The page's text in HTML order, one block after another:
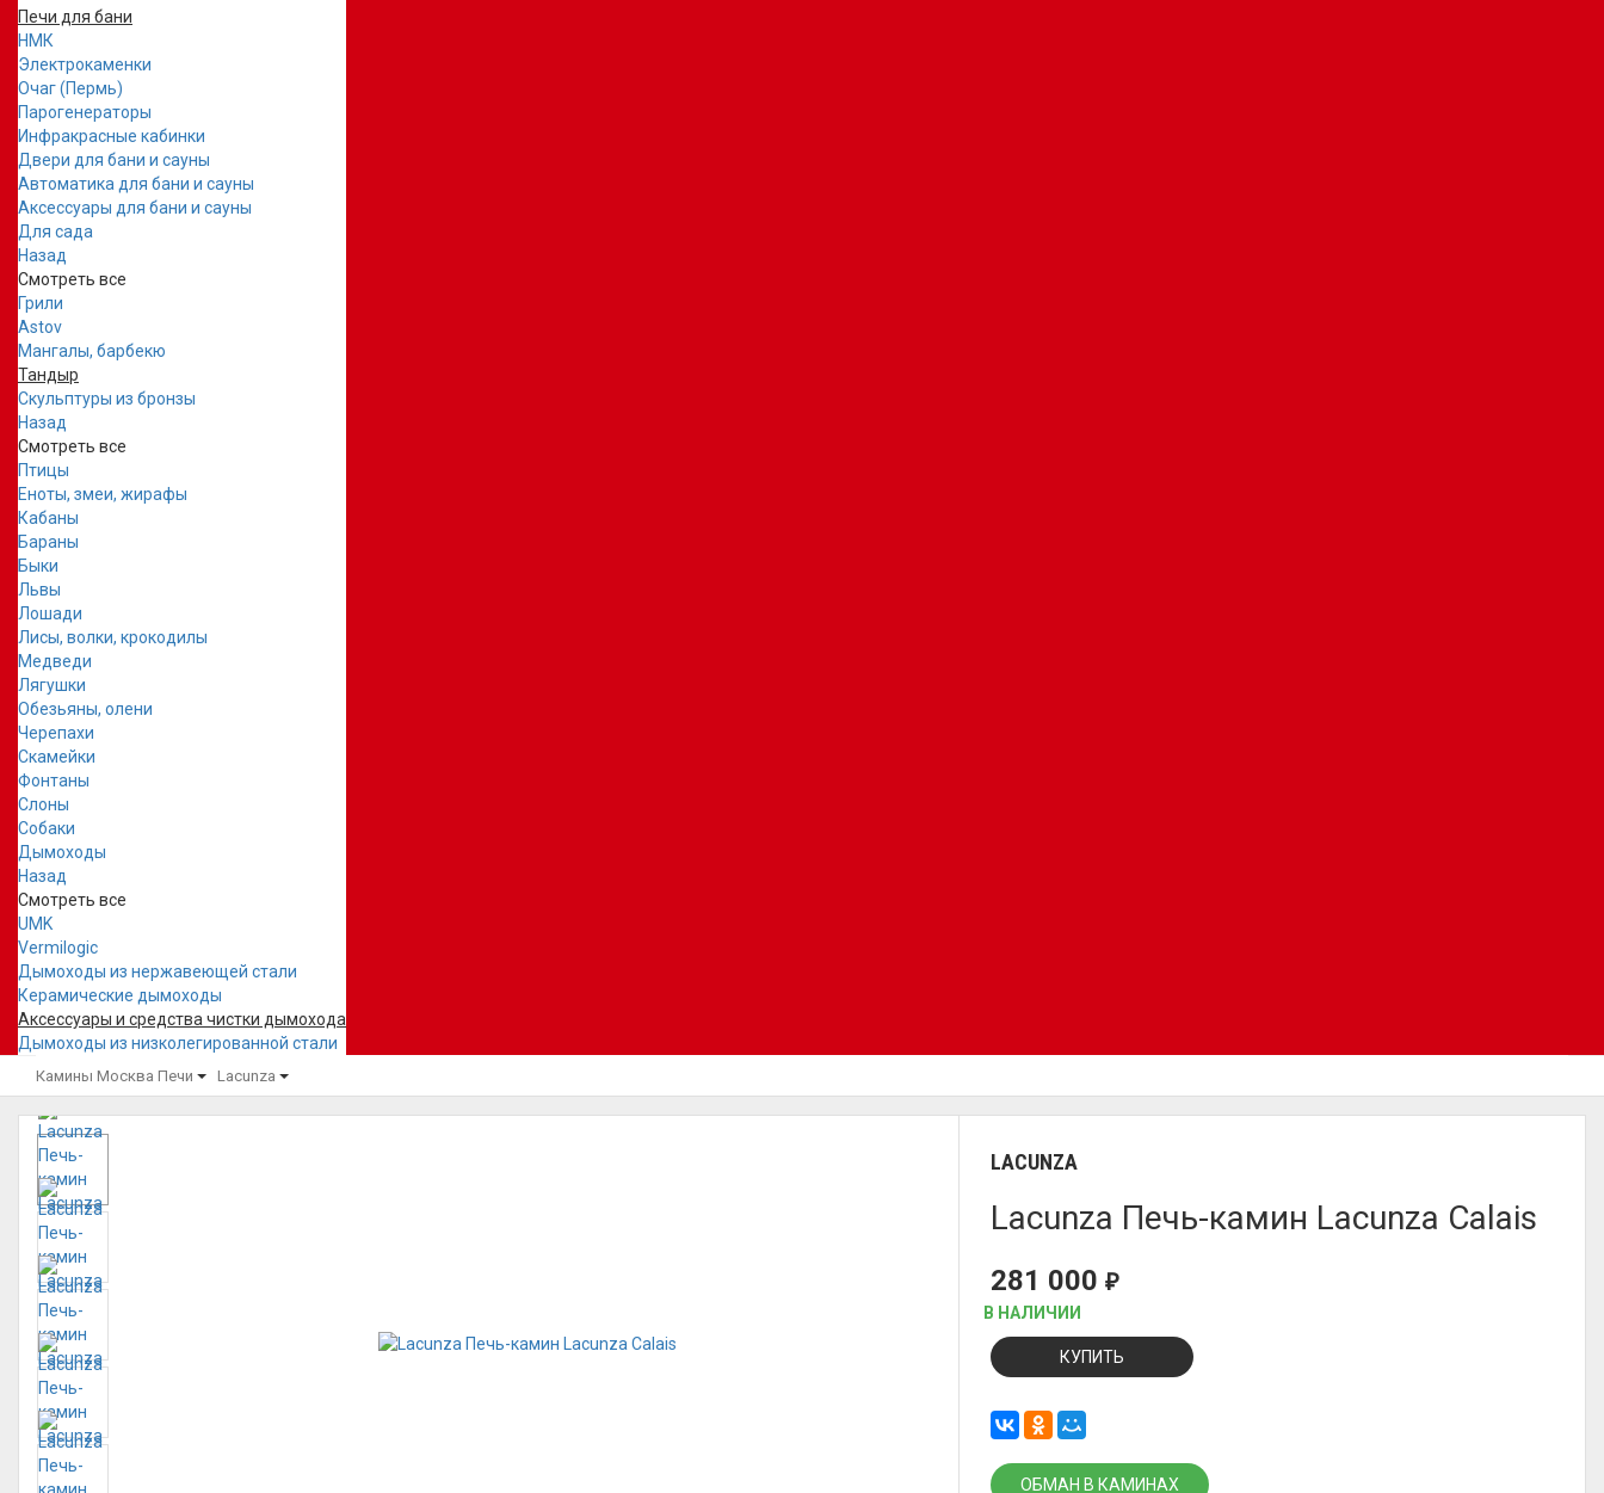
Печи для бани
НМК
Электрокаменки
Очаг (Пермь)
Парогенераторы
Инфракрасные кабинки
Двери для бани и сауны
Автоматика для бани и сауны
Аксессуары для бани и сауны
Для сада
Назад
Смотреть все
Грили
Astov
Мангалы, барбекю
Тандыр
Скульптуры из бронзы
Назад
Смотреть все
Птицы
Еноты, змеи, жирафы
Кабаны
Бараны
Быки
Львы
Лошади
Лисы, волки, крокодилы
Медведи
Лягушки
Обезьяны, олени
Черепахи
Скамейки
Фонтаны
Слоны
Собаки
Дымоходы
Назад
Смотреть все
UMK
Vermilogic
Дымоходы из нержавеющей стали
Керамические дымоходы
Аксессуары и средства чистки дымохода
Дымоходы из низколегированной стали
Камины Москва Печи Lacunza
LACUNZA
Lacunza Печь-камин Lacunza Calais
281 000₽
В НАЛИЧИИ
КУПИТЬ
ОБМАН В КАМИНАХ